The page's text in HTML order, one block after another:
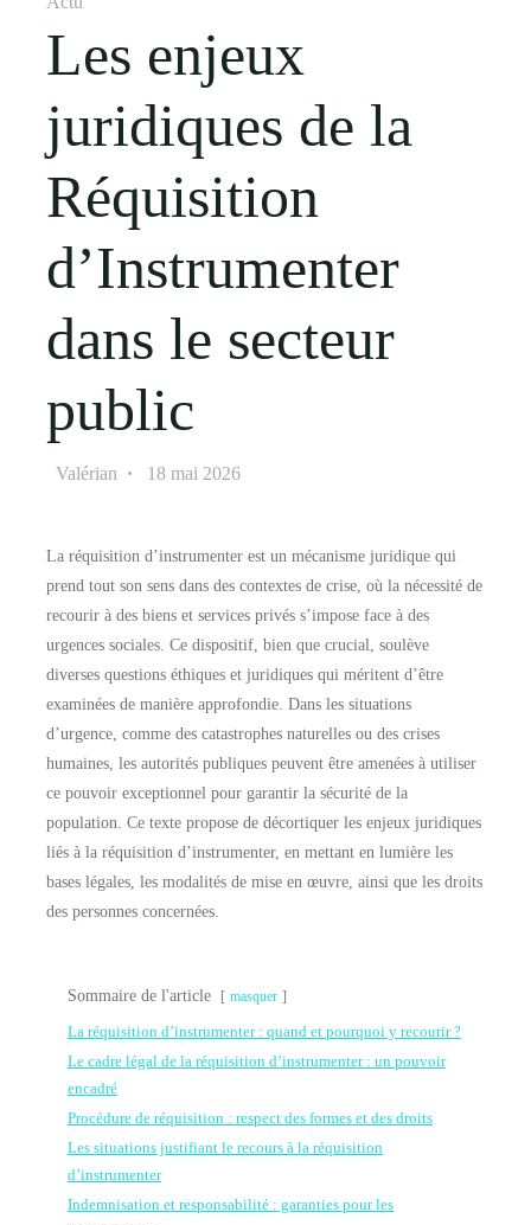
Les enjeux
juridiques de la
Réquisition
d’Instrumenter
dans le secteur
public
Valérian 18 mai 2026
La réquisition d’instrumenter est un mécanisme juridique qui
prend tout son sens dans des contextes de crise, où la nécessité de
recourir à des biens et services privés s’impose face à des
urgences sociales. Ce dispositif, bien que crucial, soulève
diverses questions éthiques et juridiques qui méritent d’être
examinées de manière approfondie. Dans les situations
d’urgence, comme des catastrophes naturelles ou des crises
humaines, les autorités publiques peuvent être amenées à utiliser
ce pouvoir exceptionnel pour garantir la sécurité de la
population. Ce texte propose de décortiquer les enjeux juridiques
liés à la réquisition d’instrumenter, en mettant en lumière les
bases légales, les modalités de mise en œuvre, ainsi que les droits
des personnes concernées.
Sommaire de l'article masquer
La réquisition d’instrumenter : quand et pourquoi y recourir ?
Le cadre légal de la réquisition d’instrumenter : un pouvoir
encadré
Procédure de réquisition : respect des formes et des droits
Les situations justifiant le recours à la réquisition
d’instrumenter
Indemnisation et responsabilité : garanties pour les